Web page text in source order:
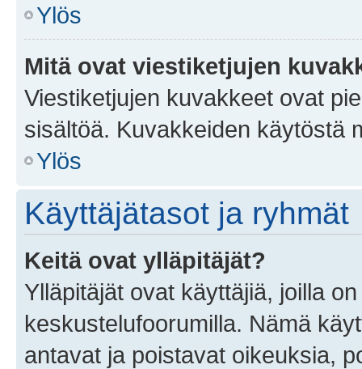
Ylös
Mitä ovat viestiketjujen
Viestiketjujen kuvakkeet ovat
sisältöä. Kuvakkeiden käytöstä
Ylös
Käyttäjätasot ja ryhmät
Keitä ovat ylläpitäjät?
Ylläpitäjät ovat käyttäjiä, joilla
keskustelufoorumilla. Nämä
antavat ja poistavat oikeuksia,